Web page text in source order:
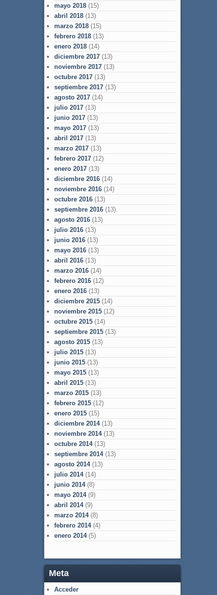
mayo 2018(15)
abril 2018(13)
marzo 2018(15)
febrero 2018(13)
enero 2018(14)
diciembre 2017(13)
noviembre 2017(13)
octubre 2017(13)
septiembre 2017(13)
agosto 2017(14)
julio 2017(13)
junio 2017(13)
mayo 2017(13)
abril 2017(13)
marzo 2017(13)
febrero 2017(12)
enero 2017(13)
diciembre 2016(14)
noviembre 2016(14)
octubre 2016(13)
septiembre 2016(13)
agosto 2016(13)
julio 2016(13)
junio 2016(13)
mayo 2016(13)
abril 2016(13)
marzo 2016(14)
febrero 2016(12)
enero 2016(13)
diciembre 2015(14)
noviembre 2015(12)
octubre 2015(14)
septiembre 2015(13)
agosto 2015(13)
julio 2015(13)
junio 2015(13)
mayo 2015(13)
abril 2015(13)
marzo 2015(13)
febrero 2015(12)
enero 2015(15)
diciembre 2014(13)
noviembre 2014(13)
octubre 2014(13)
septiembre 2014(13)
agosto 2014(13)
julio 2014(14)
junio 2014(8)
mayo 2014(9)
abril 2014(9)
marzo 2014(8)
febrero 2014(4)
enero 2014(5)
Meta
Acceder